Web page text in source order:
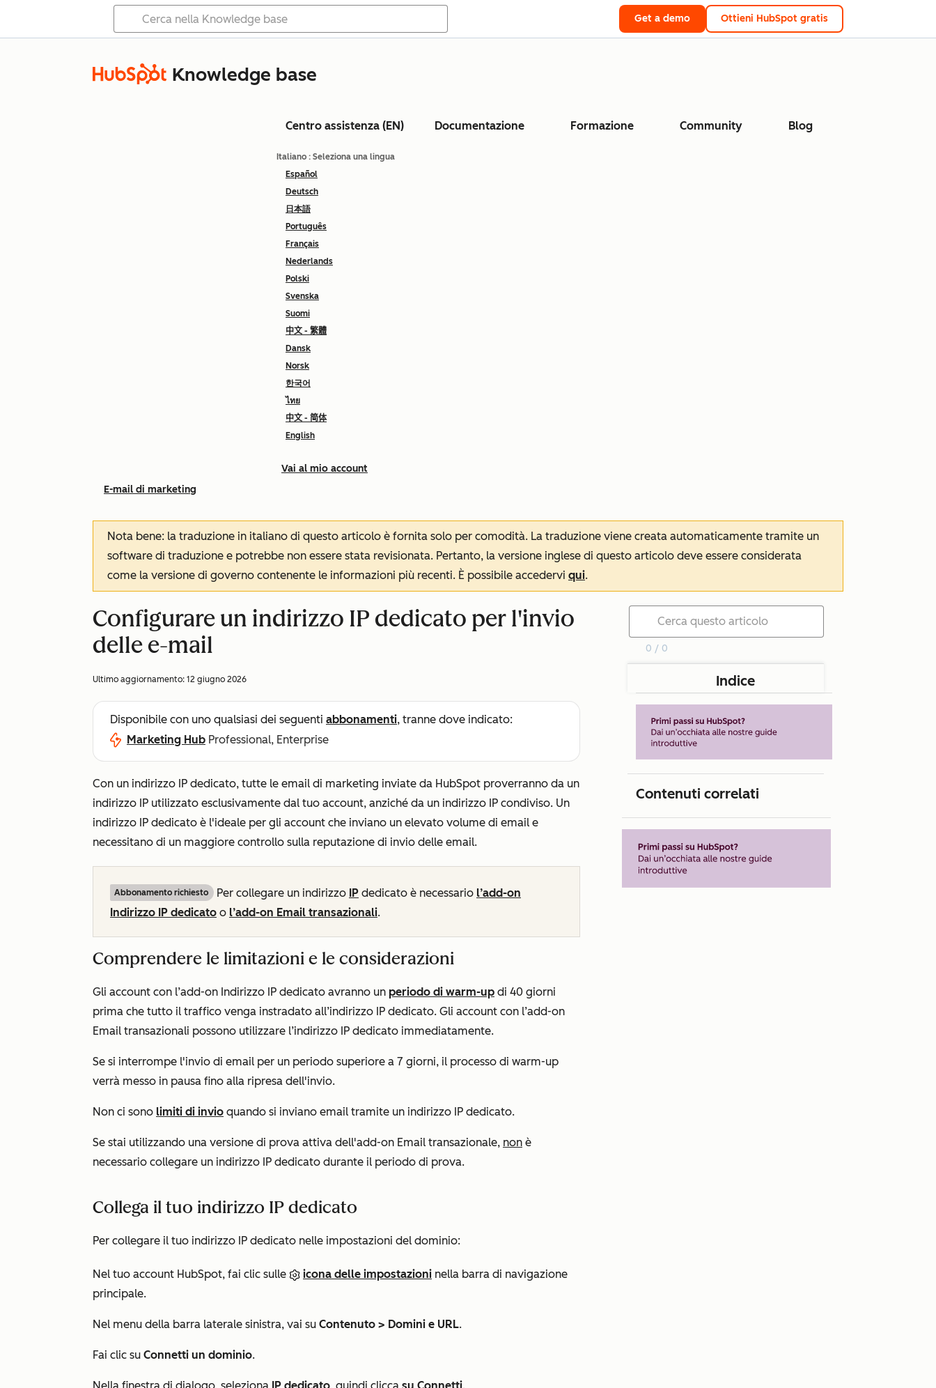
Get a demo Ottieni HubSpot gratis
Knowledge base
Centro assistenza (EN) Documentazione Formazione Community Blog
Italiano : Seleziona una lingua
Español
Deutsch
日本語
Português
Français
Nederlands
Polski
Svenska
Suomi
中文 - 繁體
Dansk
Norsk
한국어
ไทย
中文 - 简体
English
Vai al mio account
E-mail di marketing
Nota bene: la traduzione in italiano di questo articolo è fornita solo per comodità. La traduzione viene creata automaticamente tramite un
software di traduzione e potrebbe non essere stata revisionata. Pertanto, la versione inglese di questo articolo deve essere considerata
come la versione di governo contenente le informazioni più recenti. È possibile accedervi qui.
Configurare un indirizzo IP dedicato per l'invio
delle e-mail
Ultimo aggiornamento: 12 giugno 2026
Disponibile con uno qualsiasi dei seguenti abbonamenti, tranne dove indicato:
Marketing Hub Professional, Enterprise
Con un indirizzo IP dedicato, tutte le email di marketing inviate da HubSpot proverranno da un
indirizzo IP utilizzato esclusivamente dal tuo account, anziché da un indirizzo IP condiviso. Un
indirizzo IP dedicato è l'ideale per gli account che inviano un elevato volume di email e
necessitano di un maggiore controllo sulla reputazione di invio delle email.
Abbonamento richiesto Per collegare un indirizzo IP dedicato è necessario l’add-on
Indirizzo IP dedicato o l’add-on Email transazionali.
Comprendere le limitazioni e le considerazioni
Gli account con l’add-on Indirizzo IP dedicato avranno un periodo di warm-up di 40 giorni
prima che tutto il traffico venga instradato all’indirizzo IP dedicato. Gli account con l’add-on
Email transazionali possono utilizzare l’indirizzo IP dedicato immediatamente.
Se si interrompe l'invio di email per un periodo superiore a 7 giorni, il processo di warm-up
verrà messo in pausa fino alla ripresa dell'invio.
Non ci sono limiti di invio quando si inviano email tramite un indirizzo IP dedicato.
Se stai utilizzando una versione di prova attiva dell'add-on Email transazionale, non è
necessario collegare un indirizzo IP dedicato durante il periodo di prova.
Collega il tuo indirizzo IP dedicato
Per collegare il tuo indirizzo IP dedicato nelle impostazioni del dominio:
Nel tuo account HubSpot, fai clic sulle icona delle impostazioni nella barra di navigazione
principale.
Nel menu della barra laterale sinistra, vai su Contenuto > Domini e URL.
Fai clic su Connetti un dominio.
0 / 0
Indice
Contenuti correlati